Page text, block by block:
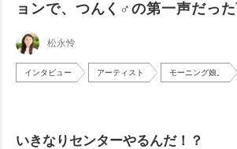
ョンで、つんく♂の第一声だっ
松永怜
インタビュー アーティスト モーニング娘。
いきなりセンターやるんだ！？